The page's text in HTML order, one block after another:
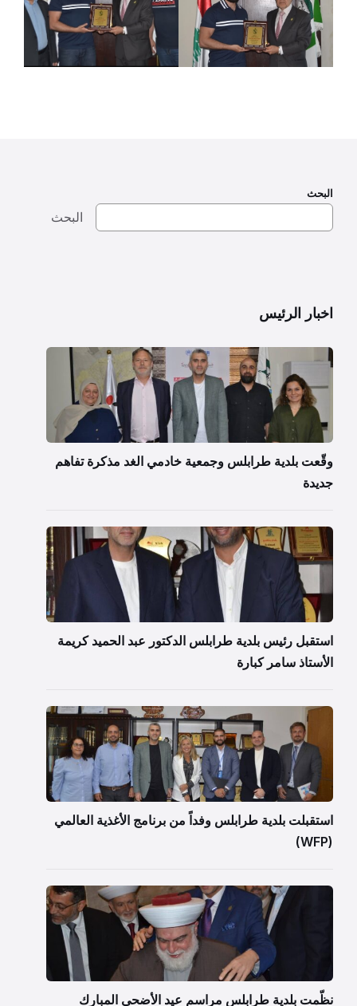
البحث
البحث
اخبار الرئيس
وقّعت بلدية طرابلس وجمعية خادمي الغد مذكرة تفاهم
جديدة
استقبل رئيس بلدية طرابلس الدكتور عبد الحميد كريمة
الأستاذ سامر كبارة
استقبلت بلدية طرابلس وفداً من برنامج الأغذية العالمي
(WFP)
نظّمت بلدية طرابلس مراسم عيد الأضحى المبارك